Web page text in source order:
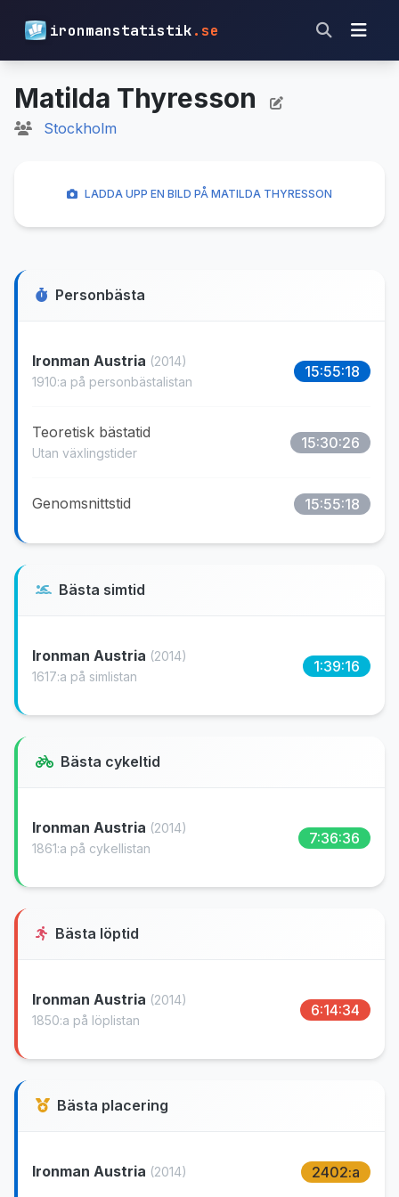
ironmanstatistik.se
Matilda Thyresson
Stockholm
Personbästa
Ironman Austria (2014)
1910:a på personbästalistan
15:55:18
Teoretisk bästatid
Utan växlingstider
15:30:26
Genomsnittstid 15:55:18
Bästa simtid
Ironman Austria (2014)
1617:a på simlistan
1:39:16
Bästa cykeltid
Ironman Austria (2014)
1861:a på cykellistan
7:36:36
Bästa löptid
Ironman Austria (2014)
1850:a på löplistan
6:14:34
Bästa placering
Ironman Austria (2014) 2402:a
LADDA UPP EN BILD PÅ MATILDA THYRESSON